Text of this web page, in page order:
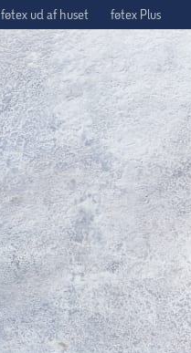
føtex ud af huset føtex Plus